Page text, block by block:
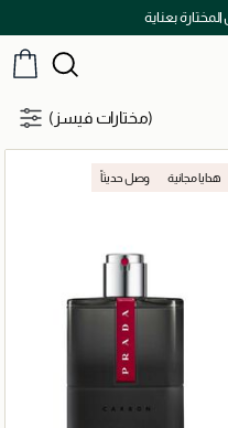
بعناية
(مختارات فيسز)
هدايا مجانية وصل حديثاً